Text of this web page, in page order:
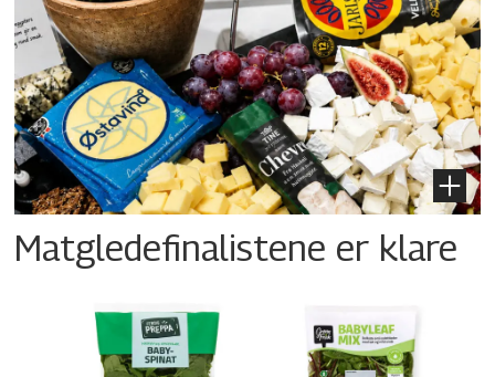
Matgledefinalistene er klare